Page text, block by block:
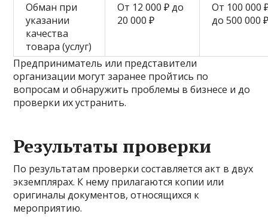
Обман при
указании
качества
товара (услуг)
От 12 000 ₽ до
20 000 ₽
От 100 000
до 500 000
Предприниматель или представители
организации могут заранее пройтись по
вопросам и обнаружить проблемы в бизнесе и до
проверки их устранить.
Результаты проверки
По результатам проверки составляется акт в двух
экземплярах. К нему прилагаются копии или
оригиналы документов, относящихся к
мероприятию.